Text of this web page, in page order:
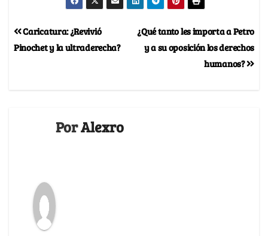
¿Qué tanto les importa a Petro
y a su oposición los derechos
humanos?
Caricatura: ¿Revivió
Pinochet y la ultraderecha?
PorAlexro